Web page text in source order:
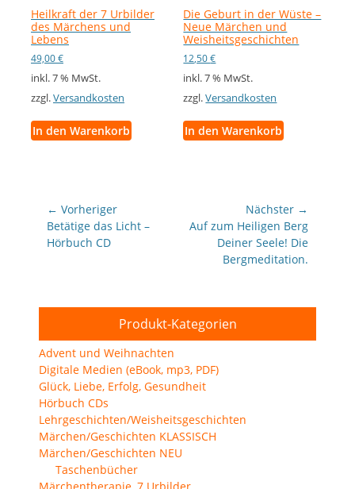
Heilkraft der 7 Urbilder
des Märchens und
Lebens
49,00€
inkl. 7 % MwSt.
zzgl.Versandkosten
In den Warenkorb
Die Geburt in der Wüste –
Neue Märchen und
Weisheitsgeschichten
12,50€
inkl. 7 % MwSt.
zzgl.Versandkosten
In den Warenkorb
Beitragsnavigation
← Vorheriger
Vorheriger
Beitrag:
Betätige das Licht –
Hörbuch CD
Nächster →
Nächster
Auf zum Heiligen Berg
Deiner Seele! Die
Bergmeditation.
Produkt-Kategorien
Advent und Weihnachten
Digitale Medien (eBook, mp3, PDF)
Glück, Liebe, Erfolg, Gesundheit
Hörbuch CDs
Lehrgeschichten/Weisheitsgeschichten
Märchen/Geschichten KLASSISCH
Märchen/Geschichten NEU
Taschenbücher
Märchentherapie, 7 Urbilder